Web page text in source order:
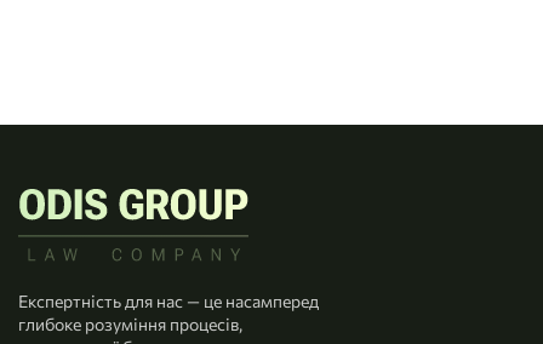
Експертність для нас — це насамперед
глибоке розуміння процесів,